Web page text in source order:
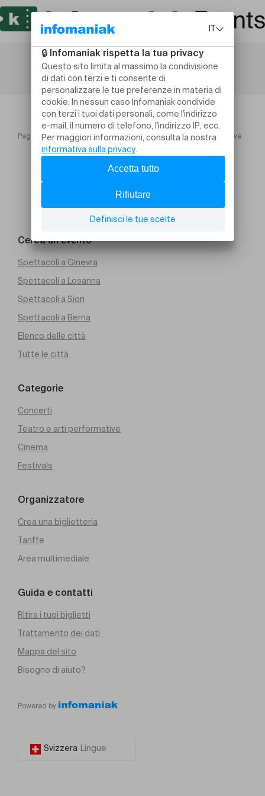
Pagina iniziale Summer Lunch at Société Nautique de Genève
Cerca un evento
Spettacoli a Ginevra
Spettacoli a Losanna
Spettacoli a Sion
Spettacoli a Berna
Elenco delle città
Tutte le città
Categorie
Concerti
Teatro e arti performative
Cinema
Festivals
Organizzatore
Crea una biglietteria
Tariffe
Area multimediale
Guida e contatti
Ritira i tuoi biglietti
Trattamento dei dati
Mappa del sito
Bisogno di aiuto?
Powered by
Svizzera Lingue